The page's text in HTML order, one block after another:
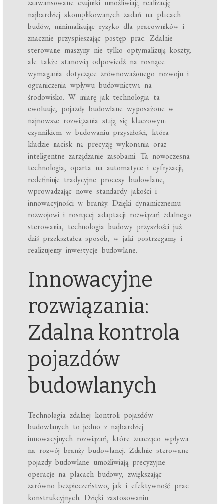
zaawansowane czujniki umożliwiają realizację
najbardziej skomplikowanych zadań na placach
budów, minimalizując ryzyko dla pracowników i
znacznie przyspieszając postęp prac. Zdalnie
sterowane maszyny nie tylko optymalizują koszty,
ale także stanowią odpowiedź na rosnące
wymagania dotyczące zrównoważonego rozwoju i
ograniczenia wpływu budownictwa na
środowisko. W miarę jak technologia ta
ewoluuje, pojazdy budowlane wyposażone w
najnowsze rozwiązania stają się kluczowym
czynnikiem w budowaniu przyszłości, która
kładzie nacisk na precyzję wykonania oraz
inteligentne zarządzanie zasobami. Ta nowoczesna
technologia, oparta na automatyce i cyfryzacji,
redefiniuje tradycyjne procesy budowlane,
wprowadzając nowe standardy jakości i
innowacyjności w branży. Dzięki dynamicznemu
rozwojowi i rosnącej adaptacji rozwiązań zdalnego
sterowania, technologia budowy przyszłości już
dziś przekształca sposób, w jaki postrzegamy i
realizujemy inwestycje budowlane.
Innowacyjne
rozwiązania:
Zdalna kontrola
pojazdów
budowlanych
Technologia zdalnej kontroli pojazdów
budowlanych to jedno z najbardziej
innowacyjnych rozwiązań, które znacząco wpływa
na rozwój branży budowlanej. Zdalnie sterowane
pojazdy budowlane umożliwiają precyzyjne
operacje na placach budowy, zwiększając
zarówno bezpieczeństwo, jak i efektywność prac
konstrukcyjnych. Dzięki zastosowaniu